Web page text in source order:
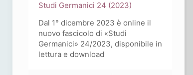
Studi Germanici 24 (2023)
Dal 1° dicembre 2023 è online il
nuovo fascicolo di «Studi
Germanici» 24/2023, disponibile in
lettura e download